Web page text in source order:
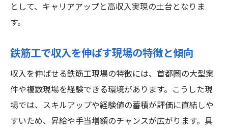
として、キャリアアップと高収入実現の土台となりま
す。
鉄筋工で収入を伸ばす現場の特徴と傾向
収入を伸ばせる鉄筋工現場の特徴には、首都圏の大型案
件や複数現場を経験できる環境があります。こうした現
場では、スキルアップや経験値の蓄積が評価に直結しや
すいため、昇給や手当増額のチャンスが広がります。具